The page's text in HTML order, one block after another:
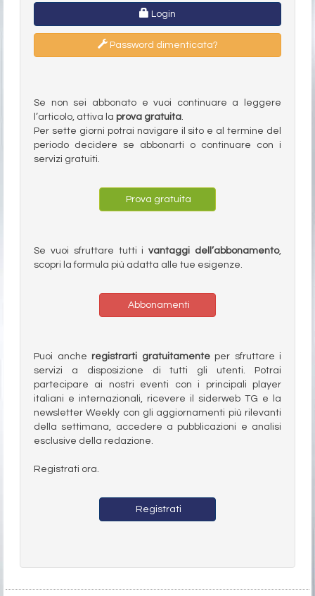
Login
Password dimenticata?
Se non sei abbonato e vuoi continuare a leggere
l’articolo, attiva la prova gratuita.
Per sette giorni potrai navigare il sito e al termine del
periodo decidere se abbonarti o continuare con i
servizi gratuiti.
Prova gratuita
Se vuoi sfruttare tutti ivantaggi dell’abbonamento,
scopri la formula più adatta alle tue esigenze.
Abbonamenti
Puoi anche registrarti gratuitamenteper sfruttare i
servizi a disposizione di tutti gli utenti. Potrai
partecipare ai nostri eventi con i principali player
italiani e internazionali, ricevere il siderweb TG e la
newsletter Weekly con gli aggiornamenti più rilevanti
della settimana, accedere a pubblicazioni e analisi
esclusive della redazione.
Registrati ora.
Registrati